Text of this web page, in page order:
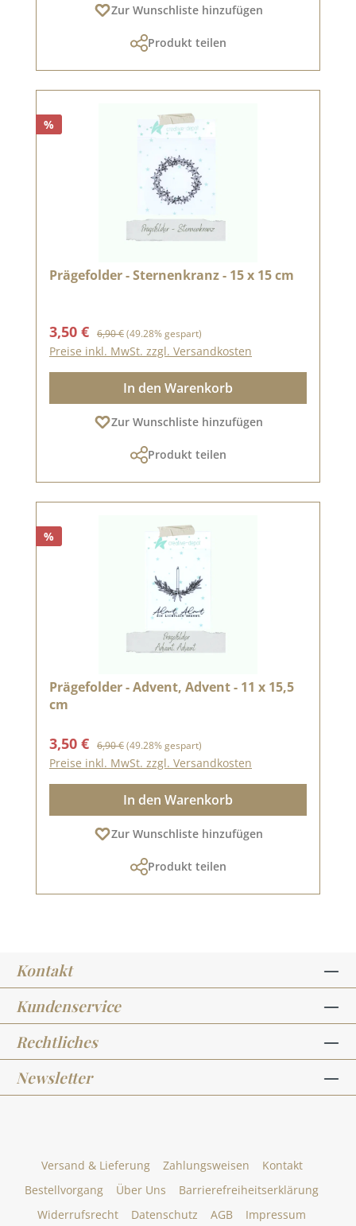
Zur Wunschliste hinzufügen
Produkt teilen
%
Prägefolder - Sternenkranz - 15 x 15 cm
Verkaufspreis:
3,50 € Regulärer Preis:
6,90 €(49.28% gespart)
Preise inkl. MwSt. zzgl. Versandkosten
In den Warenkorb
Zur Wunschliste hinzufügen
Produkt teilen
%
Prägefolder - Advent, Advent - 11 x 15,5
cm
Verkaufspreis:
3,50 € Regulärer Preis:
6,90 €(49.28% gespart)
Preise inkl. MwSt. zzgl. Versandkosten
In den Warenkorb
Zur Wunschliste hinzufügen
Produkt teilen
Kontakt
Kundenservice
Rechtliches
Newsletter
Versand & Lieferung Zahlungsweisen
Kontakt
Bestellvorgang
Über Uns
Barrierefreiheitserklärung
Widerrufsrecht
Datenschutz AGB Impressum